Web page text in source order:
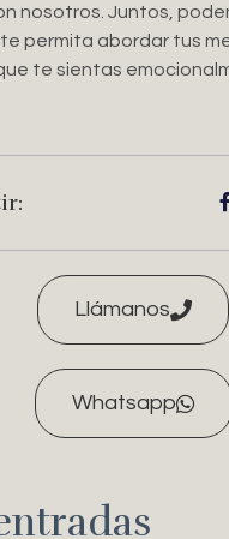
nosotros. Juntos,
te permita abordar tus
te sientas
Llámanos
Whatsapp